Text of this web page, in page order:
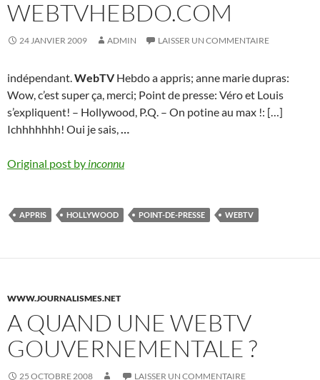
WEBTVHEBDO.COM
24 JANVIER 2009 ADMIN LAISSER UN COMMENTAIRE
indépendant.WebTVHebdo a appris; anne marie dupras:
Wow, c’est super ça, merci; Point de presse: Véro et Louis
s’expliquent! – Hollywood, P.Q. – On potine au max !: […]
Ichhhhhhh! Oui je sais,…
Original post by inconnu
APPRIS HOLLYWOOD POINT-DE-PRESSE WEBTV
WWW.JOURNALISMES.NET
A QUAND UNE WEBTV
GOUVERNEMENTALE ?
25 OCTOBRE 2008 LAISSER UN COMMENTAIRE